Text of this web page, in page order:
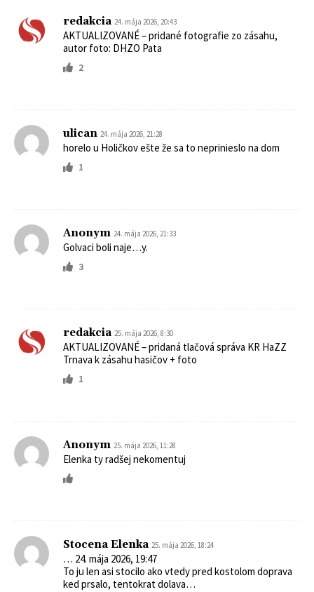
redakcia 24. mája 2026, 20:43
AKTUALIZOVANÉ – pridané fotografie zo zásahu,
autor foto: DHZO Pata
2
ulican 24. mája 2026, 21:28
horelo u Holičkov ešte že sa to neprinieslo na dom
1
Anonym 24. mája 2026, 21:33
Golvaci boli naje…y.
3
redakcia 25. mája 2026, 8:30
AKTUALIZOVANÉ – pridaná tlačová správa KR HaZZ
Trnava k zásahu hasičov + foto
1
Anonym 25. mája 2026, 11:28
Elenka ty radšej nekomentuj
Stocena Elenka 25. mája 2026, 18:24
… 24. mája 2026, 19:47
To ju len asi stocilo ako vtedy pred kostolom doprava
ked prsalo, tentokrat dolava…